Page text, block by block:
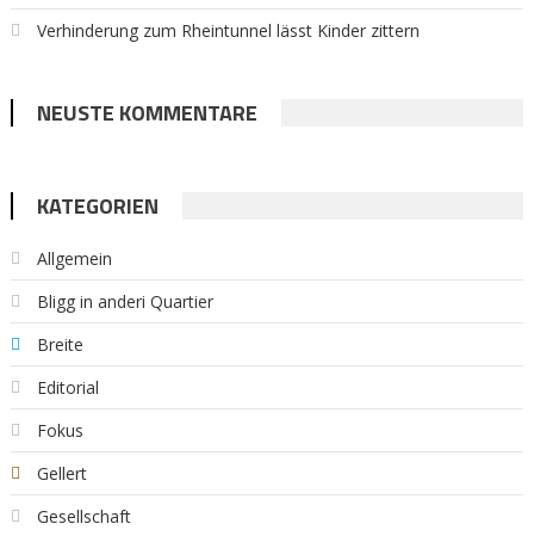
Verhinderung zum Rheintunnel lässt Kinder zittern
NEUSTE KOMMENTARE
KATEGORIEN
Allgemein
Bligg in anderi Quartier
Breite
Editorial
Fokus
Gellert
Gesellschaft